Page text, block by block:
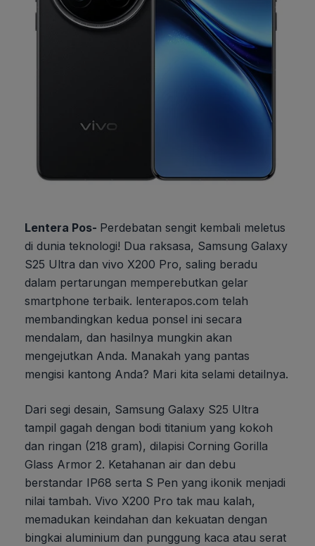
Lentera Pos- Perdebatan sengit kembali meletus
di dunia teknologi! Dua raksasa, Samsung Galaxy
S25 Ultra dan vivo X200 Pro, saling beradu
dalam pertarungan memperebutkan gelar
smartphone terbaik. lenterapos.com telah
membandingkan kedua ponsel ini secara
mendalam, dan hasilnya mungkin akan
mengejutkan Anda. Manakah yang pantas
mengisi kantong Anda? Mari kita selami detailnya.
Dari segi desain, Samsung Galaxy S25 Ultra
tampil gagah dengan bodi titanium yang kokoh
dan ringan (218 gram), dilapisi Corning Gorilla
Glass Armor 2. Ketahanan air dan debu
berstandar IP68 serta S Pen yang ikonik menjadi
nilai tambah. Vivo X200 Pro tak mau kalah,
memadukan keindahan dan kekuatan dengan
bingkai aluminium dan punggung kaca atau serat